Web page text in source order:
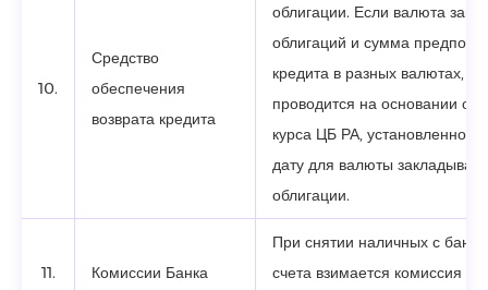
10.
Средство
обеспечения
возврата кредита
облигации. Если валюта
облигаций и сумма
кредита в разных валютах,
проводится на основании
курса ЦБ РА,
дату для валюты
облигации.
11. Комиссии Банка
При снятии наличных с
счета взимается комиссия